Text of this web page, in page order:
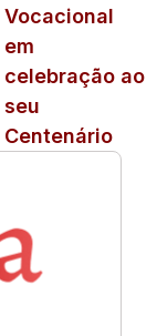
Vocacional
em
celebração ao
seu
Centenário